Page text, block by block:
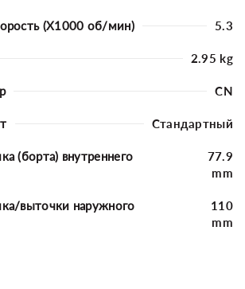
(X1000 об/мин) 5.3
2.95 kg
CN
Стандартный
(борта) внутреннего
77.9
mm
выточки наружного
110
mm